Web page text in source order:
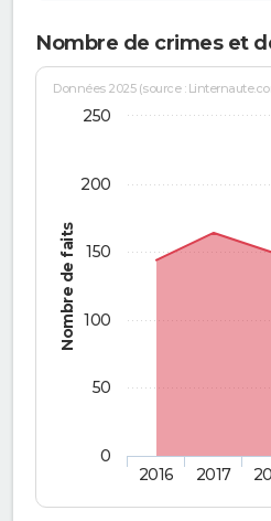
Nombre de crimes et
Nombre de faits
Données 2025 (source :
2016 2017
0
50
100
150
200
250